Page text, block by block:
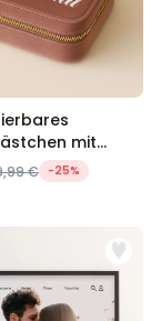
mit
€ -25%